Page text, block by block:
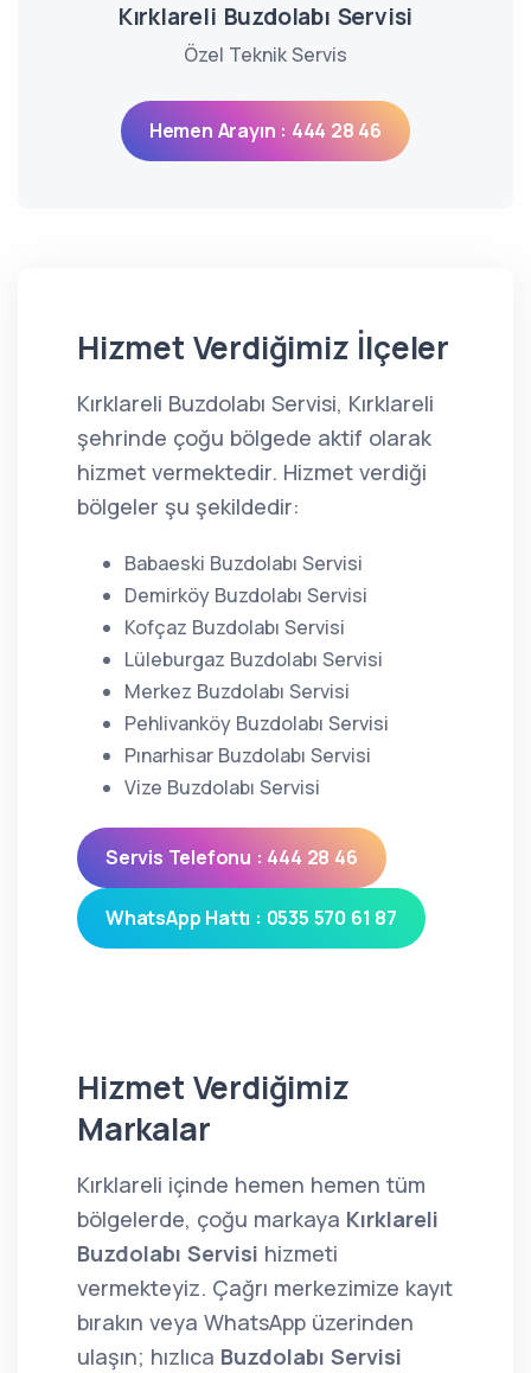
Kırklareli Buzdolabı Servisi
Özel Teknik Servis
Hemen Arayın : 444 28 46
Hizmet Verdiğimiz İlçeler
Kırklareli Buzdolabı Servisi, Kırklareli
şehrinde çoğu bölgede aktif olarak
hizmet vermektedir. Hizmet verdiği
bölgeler şu şekildedir:
Babaeski Buzdolabı Servisi
Demirköy Buzdolabı Servisi
Kofçaz Buzdolabı Servisi
Lüleburgaz Buzdolabı Servisi
Merkez Buzdolabı Servisi
Pehlivanköy Buzdolabı Servisi
Pınarhisar Buzdolabı Servisi
Vize Buzdolabı Servisi
Servis Telefonu : 444 28 46
WhatsApp Hattı : 0535 570 61 87
Hizmet Verdiğimiz
Markalar
Kırklareli içinde hemen hemen tüm
bölgelerde, çoğu markaya Kırklareli
Buzdolabı Servisi hizmeti
vermekteyiz. Çağrı merkezimize kayıt
bırakın veya WhatsApp üzerinden
ulaşın; hızlıca Buzdolabı Servisi